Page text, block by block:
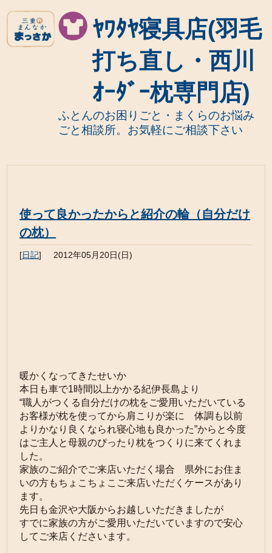
ﾔﾜﾀﾔ寝具店(羽毛
打ち直し・西川
ｵｰﾀﾞｰ枕専門店)
ふとんのお困りごと・まくらのお悩み
ごと相談所。お気軽にご相談下さい
使って良かったからと紹介の輪（自分だけ
の枕）
[日記] 2012年05月20日(日)
暖かくなってきたせいか
本日も車で1時間以上かかる紀伊長島より
“職人がつくる自分だけの枕をご愛用いただいている
お客様が枕を使ってから肩こりが楽に 体調も以前
よりかなり良くなられ寝心地も良かった”からと今度
はご主人と母親のぴったり枕をつくりに来てくれま
した。
家族のご紹介でご来店いただく場合 県外にお住ま
いの方もちょこちょこご来店いただくケースがあり
ます。
先日も金沢や大阪からお越しいただきましたが
すでに家族の方がご愛用いただいていますので安心
してご来店くださいます。